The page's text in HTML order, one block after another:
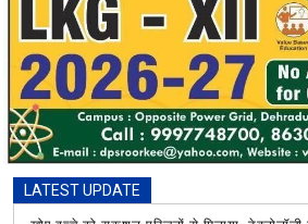
LATEST UPDATE